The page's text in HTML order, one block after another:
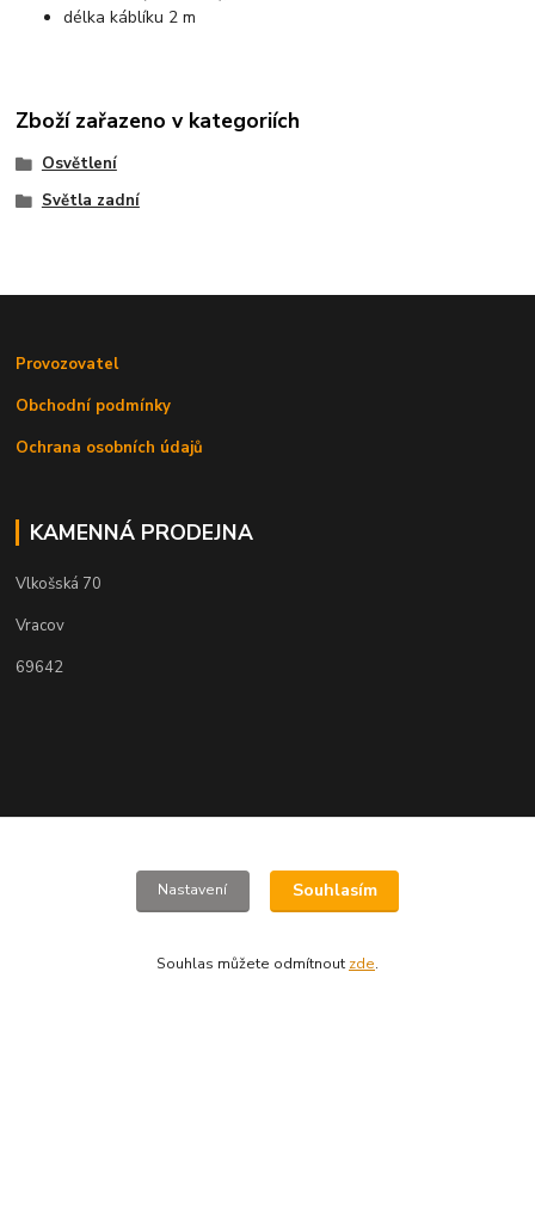
délka káblíku 2 m
Zboží zařazeno v kategoriích
Osvětlení
Světla zadní
Provozovatel
Obchodní podmínky
Ochrana osobních údajů
KAMENNÁ PRODEJNA
Vlkošská 70
Vracov
69642
Nastavení Souhlasím
Souhlas můžete odmítnout zde.